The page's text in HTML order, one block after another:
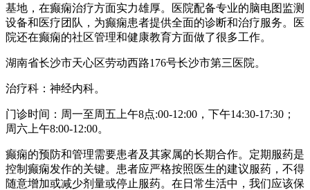
基地，在癫痫治疗方面实力雄厚。医院配备专业的脑电图监测
设备和医疗团队，为癫痫患者提供全面的诊断和治疗服务。医
院还在癫痫的社区管理和健康教育方面做了很多工作。
湖南省长沙市天心区劳动西路176号长沙市第三医院。
治疗科：神经内科。
门诊时间：周一至周五上午8点:00-12:00，下午14:30-17:30；
周六上午8:00-12:00。
癫痫的预防和管理需要患者及其家属的长期合作。定期服药是
控制癫痫发作的关键。患者应严格按照医生的建议服药，不得
随意增加或减少剂量或停止服药。在日常生活中，我们应该保